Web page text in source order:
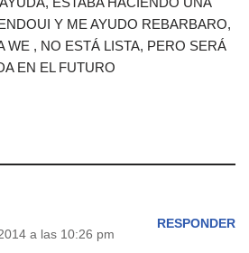
Y ME AYUDO REBARBARO,
WE , NO ESTÁ LISTA, PERO SERÁ
EN EL FUTURO
a las 10:26 pm
RESPONDER